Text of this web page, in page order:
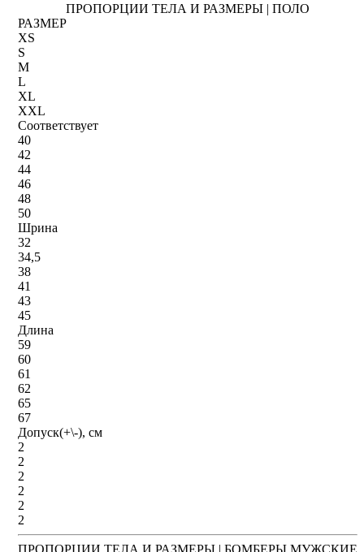
ПРОПОРЦИИ ТЕЛА И РАЗМЕРЫ | ПОЛО
РАЗМЕР
XS
S
M
L
XL
XXL
Соответствует
40
42
44
46
48
50
Шрина
32
34,5
38
41
43
45
Длина
59
60
61
62
65
67
Допуск(+\-), см
2
2
2
2
2
2
ПРОПОРЦИИ ТЕЛА И РАЗМЕРЫ | БОМБЕРЫ МУЖСКИЕ